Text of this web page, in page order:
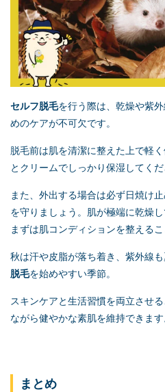
セルフ脱毛を行う際は、乾燥や紫
めのケアが不可欠です。
脱毛前は肌を清潔に整えた上で軽
とクリームでしっかり保湿してくだ
また、外出する場合は必ず日焼け
を守りましょう。肌が極端に乾燥
まずは肌コンディションを整えるこ
秋は汗や皮脂が落ち着き、紫外線も
脱毛を始めやすい季節。
スキンケアと生活習慣を両立させ
ながら健やかな素肌を維持できます
まとめ